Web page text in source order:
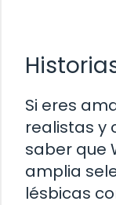
Si eres
realistas y
saber que
amplia
lésbicas